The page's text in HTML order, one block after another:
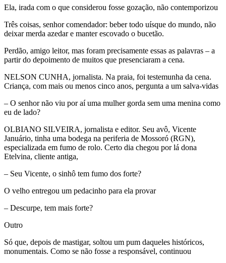
Ela, irada com o que considerou fosse gozação, não contemporizou
Três coisas, senhor comendador: beber todo uísque do mundo, não
deixar merda azedar e manter escovado o bucetão.
Perdão, amigo leitor, mas foram precisamente essas as palavras – a
partir do depoimento de muitos que presenciaram a cena.
NELSON CUNHA, jornalista. Na praia, foi testemunha da cena.
Criança, com mais ou menos cinco anos, pergunta a um salva-vidas
– O senhor não viu por aí uma mulher gorda sem uma menina como
eu de lado?
OLBIANO SILVEIRA, jornalista e editor. Seu avô, Vicente
Januário, tinha uma bodega na periferia de Mossoró (RGN),
especializada em fumo de rolo. Certo dia chegou por lá dona
Etelvina, cliente antiga,
– Seu Vicente, o sinhô tem fumo dos forte?
O velho entregou um pedacinho para ela provar
– Descurpe, tem mais forte?
Outro
Só que, depois de mastigar, soltou um pum daqueles históricos,
monumentais. Como se não fosse a responsável, continuou